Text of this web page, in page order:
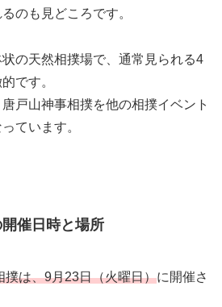
のも見どころです。
の天然相撲場で、通常見られる4
です。
戸山神事相撲を他の相撲イベント
ています。
催日時と場所
撲は、9月23日（火曜日）に開催さ